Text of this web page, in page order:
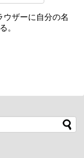
ウザーに自分の名
。